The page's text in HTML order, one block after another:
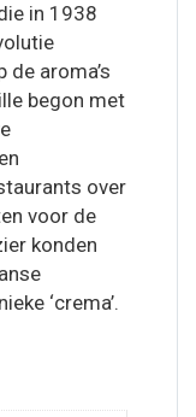
in 1938
de aroma’s
begon met
over
voor de
konden
‘crema’.